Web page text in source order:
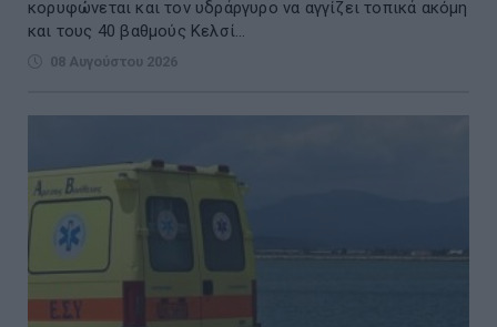
κορυφώνεται και τον υδράργυρο να αγγίζει τοπικά ακόμη
και τους 40 βαθμούς Κελσί...
08 Αυγούστου 2026